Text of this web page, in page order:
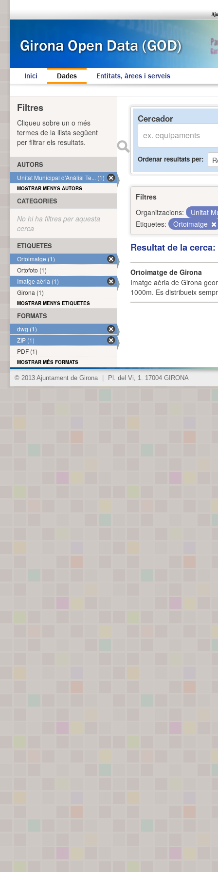
Inici Dades Entitats, àrees i serveis
Cercador
Ordenar resultats per
Filtres
Organitzacions:
Unitat
Etiquetes:
Ortoimatge
Resultat de la
Ortoimatge de Girona
Imatge aèria de Girona
1000m. Es distribueix
Filtres
Cliqueu sobre un o més
termes de la llista següent
per filtrar els resultats.
AUTORS
Unitat Municipal d'Anàlisi Te... (1)
MOSTRAR MENYS AUTORS
CATEGORIES
No hi ha filtres per aquesta
cerca
ETIQUETES
Ortoimatge (1)
Ortofoto (1)
Imatge aèria (1)
Girona (1)
MOSTRAR MENYS ETIQUETES
FORMATS
dwg (1)
ZIP (1)
PDF (1)
MOSTRAR MÉS FORMATS
© 2013 Ajuntament de Girona Pl. del Vi, 1. 17004 GIRONA